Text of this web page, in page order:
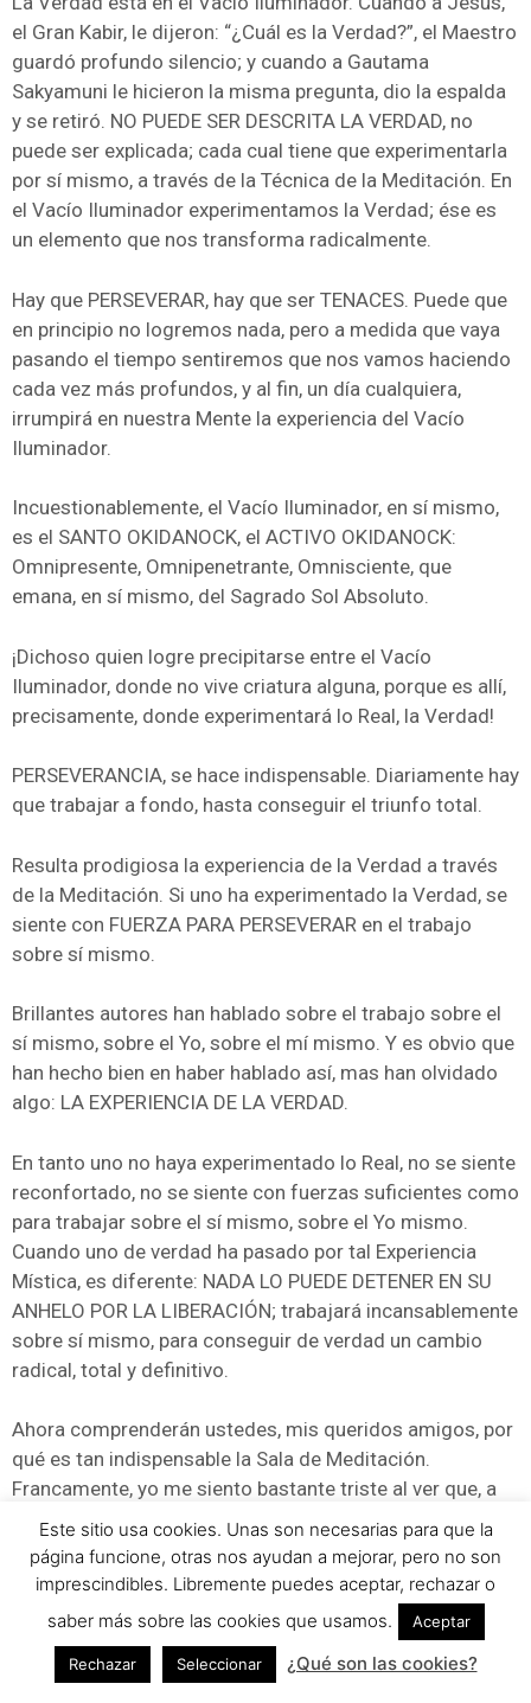
el Gran Kabir, le dijeron: “¿Cuál es la Verdad?”, el Maestro
guardó profundo silencio; y cuando a Gautama
Sakyamuni le hicieron la misma pregunta, dio la espalda
y se retiró. NO PUEDE SER DESCRITA LA VERDAD, no
puede ser explicada; cada cual tiene que experimentarla
por sí mismo, a través de la Técnica de la Meditación. En
el Vacío Iluminador experimentamos la Verdad; ése es
un elemento que nos transforma radicalmente.
Hay que PERSEVERAR, hay que ser TENACES. Puede que
en principio no logremos nada, pero a medida que vaya
pasando el tiempo sentiremos que nos vamos haciendo
cada vez más profundos, y al fin, un día cualquiera,
irrumpirá en nuestra Mente la experiencia del Vacío
Iluminador.
Incuestionablemente, el Vacío Iluminador, en sí mismo,
es el SANTO OKIDANOCK, el ACTIVO OKIDANOCK:
Omnipresente, Omnipenetrante, Omnisciente, que
emana, en sí mismo, del Sagrado Sol Absoluto.
¡Dichoso quien logre precipitarse entre el Vacío
Iluminador, donde no vive criatura alguna, porque es allí,
precisamente, donde experimentará lo Real, la Verdad!
PERSEVERANCIA, se hace indispensable. Diariamente hay
que trabajar a fondo, hasta conseguir el triunfo total.
Resulta prodigiosa la experiencia de la Verdad a través
de la Meditación. Si uno ha experimentado la Verdad, se
siente con FUERZA PARA PERSEVERAR en el trabajo
sobre sí mismo.
Brillantes autores han hablado sobre el trabajo sobre el
sí mismo, sobre el Yo, sobre el mí mismo. Y es obvio que
han hecho bien en haber hablado así, mas han olvidado
algo: LA EXPERIENCIA DE LA VERDAD.
En tanto uno no haya experimentado lo Real, no se siente
reconfortado, no se siente con fuerzas suficientes como
para trabajar sobre el sí mismo, sobre el Yo mismo.
Cuando uno de verdad ha pasado por tal Experiencia
Mística, es diferente: NADA LO PUEDE DETENER EN SU
ANHELO POR LA LIBERACIÓN; trabajará incansablemente
sobre sí mismo, para conseguir de verdad un cambio
radical, total y definitivo.
Ahora comprenderán ustedes, mis queridos amigos, por
qué es tan indispensable la Sala de Meditación.
Francamente, yo me siento bastante triste al ver que, a
pesar de haber escrito tanto sobre Meditación en
distintos “Mensajes de Navidad” de años anteriores,
todavía en los países suramericanos y
centroamericanos no existen Salas de Meditación,
Este sitio usa cookies. Unas son necesarias para que la
página funcione, otras nos ayudan a mejorar, pero no son
imprescindibles. Libremente puedes aceptar, rechazar o
saber más sobre las cookies que usamos.
Aceptar
Rechazar Seleccionar ¿Qué son las cookies?